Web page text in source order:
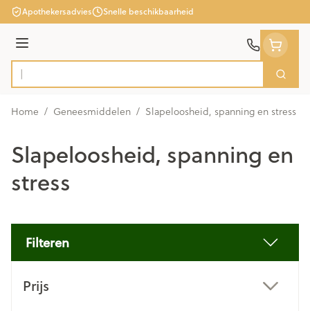
Ga naar de inhoud
Apothekersadvies Snelle beschikbaarheid
Menu
Product, merk, categorie... Zoek
Home / Geneesmiddelen / Slapeloosheid, spanning en stress
Slapeloosheid, spanning en
stress
Filteren
Prijs